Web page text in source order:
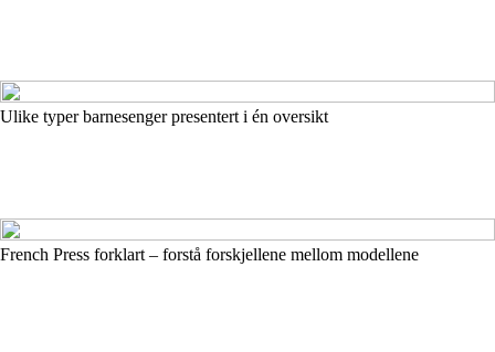
Ulike typer barnesenger presentert i én oversikt
French Press forklart – forstå forskjellene mellom modellene